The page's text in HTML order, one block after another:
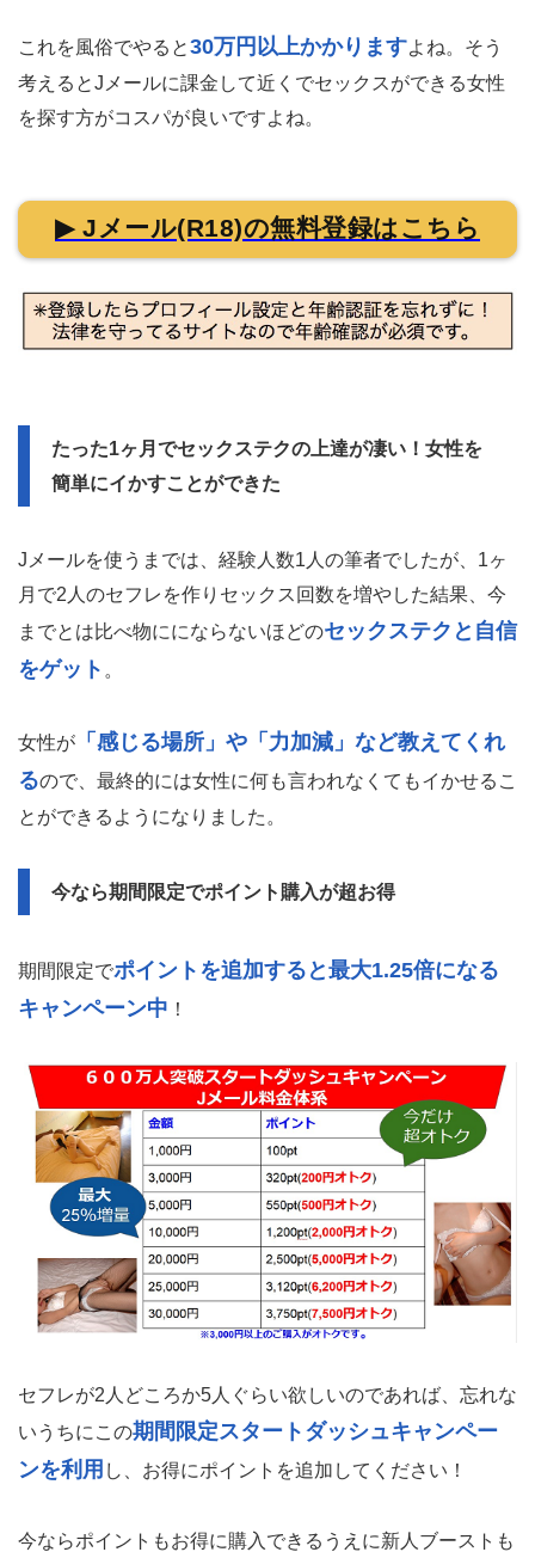
これを風俗でやると30万円以上かかりますよね。そう
考えるとJメールに課金して近くでセックスができる女性
を探す方がコスパが良いですよね。
▶ Jメール(R18)の無料登録はこちら
たった1ヶ月でセックステクの上達が凄い！女性を
簡単にイかすことができた
Jメールを使うまでは、経験人数1人の筆者でしたが、1ヶ
月で2人のセフレを作りセックス回数を増やした結果、今
までとは比べ物ににならないほどのセックステクと自信
をゲット 。
女性が 「感じる場所」や「力加減」など教えてくれ
るので、最終的には女性に何も言われなくてもイかせるこ
とができるようになりました。
今なら期間限定でポイント購入が超お得
期間限定でポイントを追加すると最大1.25倍になる
キャンペーン中 ！
セフレが2人どころか5人ぐらい欲しいのであれば、忘れな
いうちにこの期間限定スタートダッシュキャンペー
ンを利用 し、お得にポイントを追加してください！
今ならポイントもお得に購入できるうえに新人ブーストも